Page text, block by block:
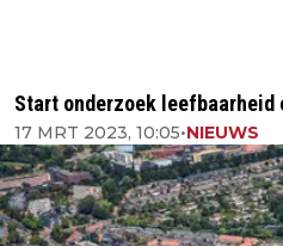
Start onderzoek
17 MRT 2023, 10:05•NIEUWS